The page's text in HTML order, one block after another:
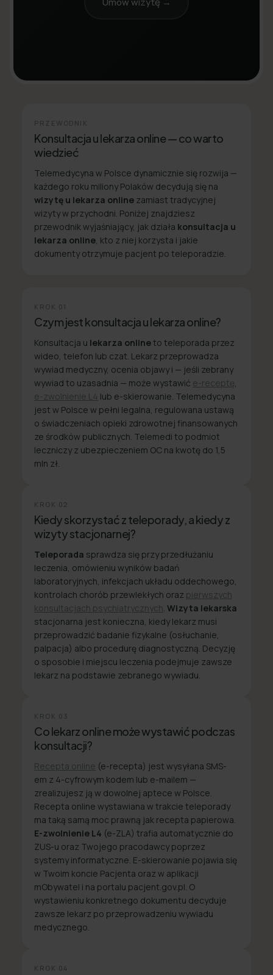
PRZEWODNIK
Konsultacja u lekarza online — co warto
wiedzieć
Telemedycyna w Polsce dynamicznie się rozwija —
każdego roku miliony Polaków decydują się na
wizytę u lekarza online zamiast tradycyjnej
wizyty w przychodni. Poniżej znajdziesz
przewodnik wyjaśniający, jak działa konsultacja u
lekarza online , kto z niej korzysta i jakie
dokumenty otrzymuje pacjent po teleporadzie.
KROK 01
Czym jest konsultacja u lekarza online?
Konsultacja u lekarza onlineto teleporada przez
wideo, telefon lub czat. Lekarz przeprowadza
wywiad medyczny, ocenia objawy i — jeśli zebrany
wywiad to uzasadnia — może wystawić e-receptę
e-zwolnienie L4 lub e-skierowanie. Telemedycyna
jest w Polsce w pełni legalna, regulowana ustawą
o świadczeniach opieki zdrowotnej finansowanych
ze środków publicznych. Telemedi to podmiot
leczniczy z ubezpieczeniem OC na kwotę do 1,5
mln zł.
KROK 02
Kiedy skorzystać z teleporady, a kiedy z
wizyty stacjonarnej?
Teleporada sprawdza się przy przedłużaniu
leczenia, omówieniu wyników badań
laboratoryjnych, infekcjach układu oddechowego,
kontrolach chorób przewlekłych oraz pierwszych
konsultacjach psychiatrycznych Wizyta lekarska
stacjonarna jest konieczna, kiedy lekarz musi
przeprowadzić badanie fizykalne (osłuchanie,
palpacja) albo procedurę diagnostyczną. Decyzję
o sposobie i miejscu leczenia podejmuje zawsze
lekarz na podstawie zebranego wywiadu.
KROK 03
Co lekarz online może wystawić podczas
konsultacji?
Recepta online (e-recepta) jest wysyłana SMS-
em z 4-cyfrowym kodem lub e-mailem —
zrealizujesz ją w dowolnej aptece w Polsce.
Recepta online wystawiana w trakcie teleporady
ma taką samą moc prawną jak recepta papierowa.
E-zwolnienie L4 (e-ZLA) trafia automatycznie do
ZUS-u oraz Twojego pracodawcy poprzez
systemy informatyczne. E-skierowanie pojawia się
w Twoim koncie Pacjenta oraz w aplikacji
mObywatel i na portalu pacjent.gov.pl. O
wystawieniu konkretnego dokumentu decyduje
zawsze lekarz po przeprowadzeniu wywiadu
medycznego.
KROK 04